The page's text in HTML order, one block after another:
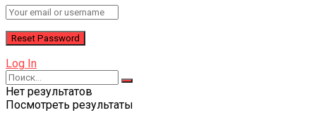
Log In
Нет результатов
Посмотреть результаты